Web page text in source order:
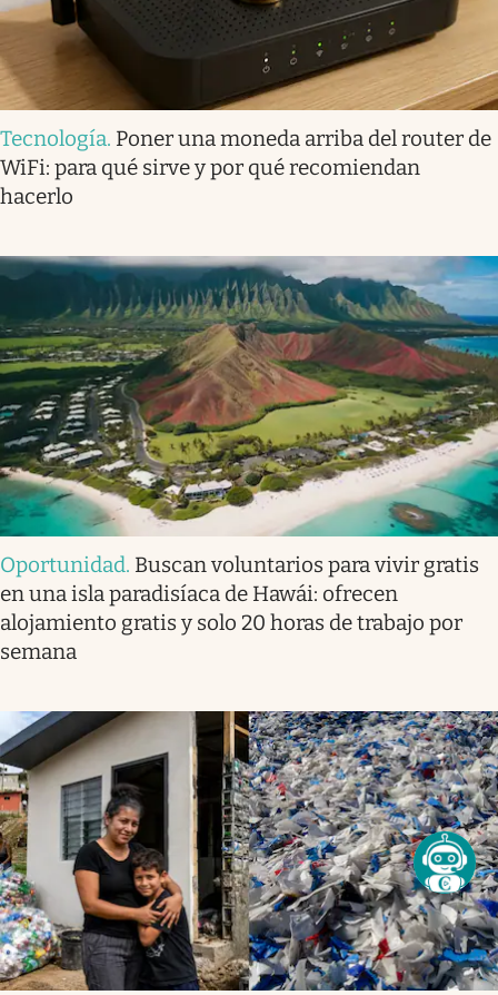
Tecnología. Poner una moneda arriba del router de
WiFi: para qué sirve y por qué recomiendan
hacerlo
Oportunidad. Buscan voluntarios para vivir gratis
en una isla paradisíaca de Hawái: ofrecen
alojamiento gratis y solo 20 horas de trabajo por
semana